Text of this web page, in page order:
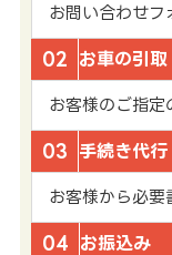
お問い合わせフ
02 お車の引取
お客様のご指定
03 手続き代行
お客様から必要
04 お振込み